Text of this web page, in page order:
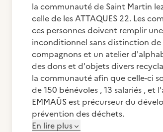
la communauté de Saint Martin
celle de les ATTAQUES 22. Les
ces personnes doivent remplir
inconditionnel sans distinction
compagnons et un atelier
des dons et d'objets divers
la communauté afin que celle-ci
de 150 bénévoles , 13 salariés ,
EMMAÜS est précurseur du
prévention des déchets.
En lire plus